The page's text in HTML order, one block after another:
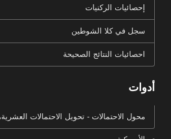
إحصائيات الركنيات
سجل في كلا الشوطين
احصائيات النتائج الصحيحة
أدوات
محول الاحتمالات - تحويل الاحتمالات